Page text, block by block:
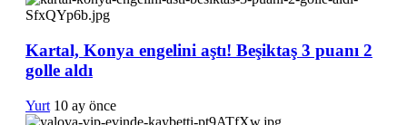
Kartal, Konya engelini aştı! Beşiktaş 3 puanı 2
golle aldı
Yurt 10 ay önce